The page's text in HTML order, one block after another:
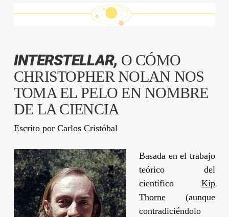
INTERSTELLAR, O CÓMO
CHRISTOPHER NOLAN NOS
TOMA EL PELO EN NOMBRE
DE LA CIENCIA
Escrito por Carlos Cristóbal
Basada en el trabajo
teórico del
científicoKip
Thorne(aunque
contradiciéndolo